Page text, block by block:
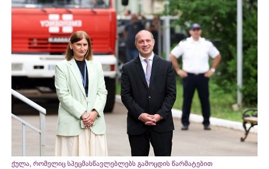
ქულა, რომელიც სპეცმასწავლებლებს გამოცდის წარმატებით